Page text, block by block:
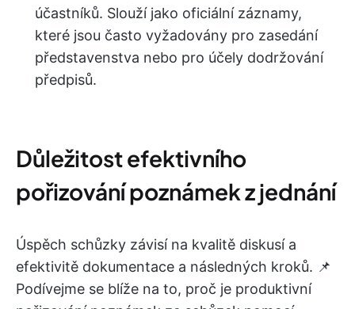
účastníků. Slouží jako oficiální záznamy,
které jsou často vyžadovány pro zasedání
představenstva nebo pro účely dodržování
předpisů.
Důležitost efektivního
pořizování poznámek z jednání
Úspěch schůzky závisí na kvalitě diskusí a
efektivitě dokumentace a následných kroků. 📌
Podívejme se blíže na to, proč je produktivní